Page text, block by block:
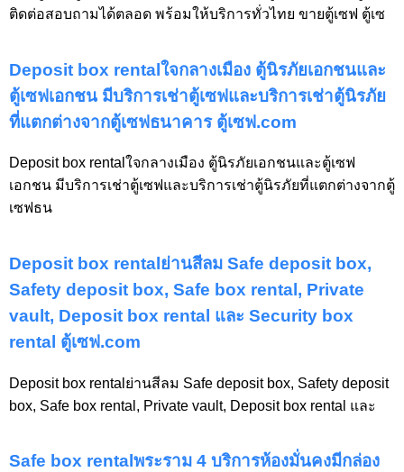
ติดต่อสอบถามได้ตลอด พร้อมให้บริการทั่วไทย ขายตู้เซฟ ตู้เซ
Deposit box rentalใจกลางเมือง ตู้นิรภัยเอกชนและ
ตู้เซฟเอกชน มีบริการเช่าตู้เซฟและบริการเช่าตู้นิรภัย
ที่แตกต่างจากตู้เซฟธนาคาร ตู้เซฟ.com
Deposit box rentalใจกลางเมือง ตู้นิรภัยเอกชนและตู้เซฟ
เอกชน มีบริการเช่าตู้เซฟและบริการเช่าตู้นิรภัยที่แตกต่างจากตู้
เซฟธน
Deposit box rentalย่านสีลม Safe deposit box,
Safety deposit box, Safe box rental, Private
vault, Deposit box rental และ Security box
rental ตู้เซฟ.com
Deposit box rentalย่านสีลม Safe deposit box, Safety deposit
box, Safe box rental, Private vault, Deposit box rental และ
Safe box rentalพระราม 4 บริการห้องมั่นคงมีกล่อง